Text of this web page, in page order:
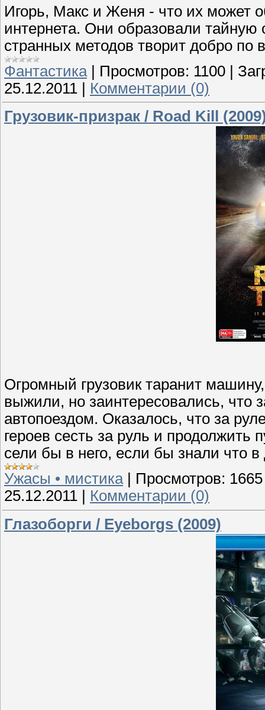
Игорь, Макс и Женя - что их может
интернета. Они образовали
странных методов творит добро по
Фантастика | Просмотров: 1100 |
25.12.2011 | Комментарии (0)
Грузовик-призрак / Road Kill
Огромный грузовик таранит
выжили, но заинтересовались, что
автопоездом. Оказалось, что за
героев сесть за руль и продолжить
сели бы в него, если бы знали что в
Ужасы • мистика| Просмотров: 1665
25.12.2011
Комментарии (0)
Глазоборги / Eyeborgs (2009)